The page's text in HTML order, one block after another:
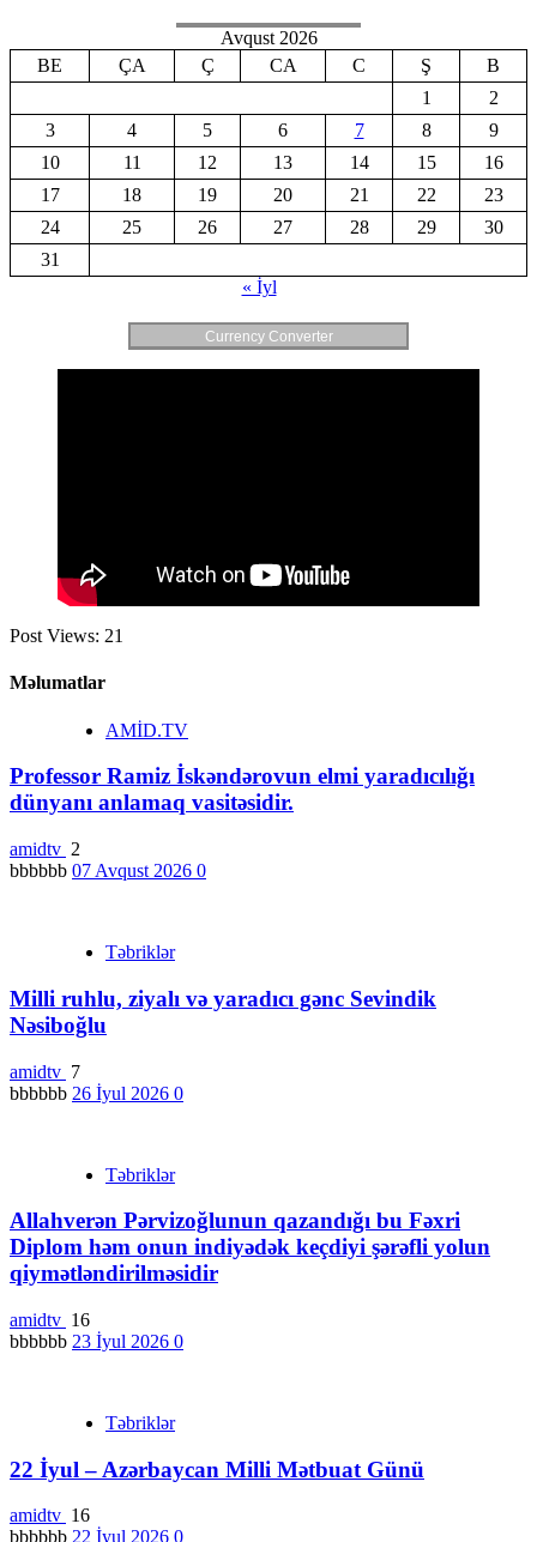
Avqust 2026
BE
ÇA Ç CA C Ş
B
1
2
3
4 5 6 7 8
9
10
11 12 13 14 15
16
17
18 19 20 21 22
23
24
25 26 27 28 29
30
31
« İyl
Currency Converter
Post Views: 21
Məlumatlar
AMİD.TV
Professor Ramiz İskəndərovun elmi yaradıcılığı
dünyanı anlamaq vasitəsidir.
amidtv 2
bbbbbb 07 Avqust 2026 0
Təbriklər
Milli ruhlu, ziyalı və yaradıcı gənc Sevindik
Nəsiboğlu
amidtv 7
bbbbbb 26 İyul 2026 0
Təbriklər
Allahverən Pərvizoğlunun qazandığı bu Fəxri
Diplom həm onun indiyədək keçdiyi şərəfli yolun
qiymətləndirilməsidir
amidtv 16
bbbbbb 23 İyul 2026 0
Təbriklər
22 İyul – Azərbaycan Milli Mətbuat Günü
amidtv 16
bbbbbb 22 İyul 2026 0